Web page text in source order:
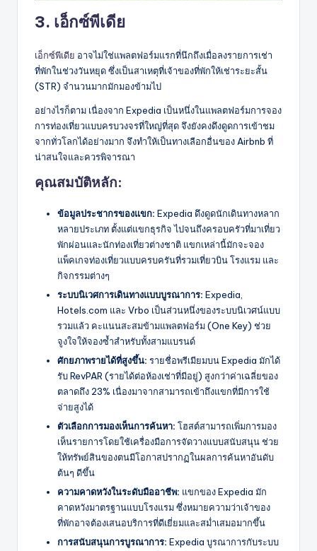
3. เอ็กซ์พีเดีย
เอ็กซ์พีเดีย อาจไม่ใช่แพลตฟอร์มแรกที่นึกถึงเมื่อลงรายการเช่า
ที่พักในช่วงวันหยุด ซึ่งเป็นสาเหตุที่เจ้าของที่พักให้เช่าระยะสั้น
(STR) จำนวนมากมักมองข้ามไป
อย่างไรก็ตาม เนื่องจาก Expedia เป็นหนึ่งในแพลตฟอร์มการจอง
การท่องเที่ยวแบบครบวงจรที่ใหญ่ที่สุด จึงยังคงดึงดูดการเข้าชม
จากทั่วโลกได้อย่างมาก จึงทำให้เป็นทางเลือกอื่นของ Airbnb ที่
น่าสนใจและควรพิจารณา
คุณสมบัติหลัก:
ข้อมูลประชากรของแขก: Expedia ดึงดูดนักเดินทางหลาก
หลายประเภท ตั้งแต่แขกธุรกิจ ไปจนถึงครอบครัวที่มาเที่ยว
พักผ่อนและนักท่องเที่ยวต่างชาติ แขกเหล่านี้มักจะจอง
แพ็คเกจท่องเที่ยวแบบครบครันที่รวมเที่ยวบิน โรงแรม และ
กิจกรรมต่างๆ
ระบบนิเวศการเดินทางแบบบูรณาการ: Expedia,
Hotels.com และ Vrbo เป็นส่วนหนึ่งของระบบนิเวศน์แบบ
รวมแล้ว คะแนนสะสมข้ามแพลตฟอร์ม (One Key) ช่วย
จูงใจให้จองซ้ำสำหรับทั้งสามแบรนด์
ศักยภาพรายได้ที่สูงขึ้น: รายชื่อพรีเมียมบน Expedia มักได้
รับ RevPAR (รายได้ต่อห้องเช่าที่มีอยู่) สูงกว่าค่าเฉลี่ยของ
ตลาดถึง 23% เนื่องมาจากสามารถเข้าถึงแขกที่มีการใช้
จ่ายสูงได้
ตัวเลือกการมองเห็นการค้นหา: โฮสต์สามารถเพิ่มการมอง
เห็นรายการโดยใช้เครื่องมือการจัดวางแบบสนับสนุน ช่วย
ให้ทรัพย์สินของตนมีโอกาสปรากฏในผลการค้นหาอันดับ
ต้นๆ ดีขึ้น
ความคาดหวังในระดับมืออาชีพ: แขกของ Expedia มัก
คาดหวังมาตรฐานแบบโรงแรม ซึ่งหมายความว่าเจ้าของ
ที่พักอาจต้องเสนอบริการที่ดีเยี่ยมและสม่ำเสมอมากขึ้น
การสนับสนุนการบูรณาการ: Expedia บูรณาการกับระบบ